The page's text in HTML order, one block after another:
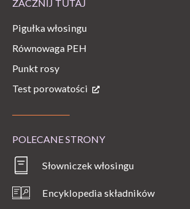
ZACZNIJ TUTAJ
Pigułka włosingu
Równowaga PEH
Punkt rosy
Test porowatości
POLECANE STRONY
Słowniczek włosingu
Encyklopedia składników